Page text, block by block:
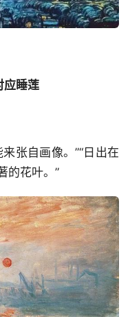
应睡莲
张自画像。”“日出在
的花叶。”